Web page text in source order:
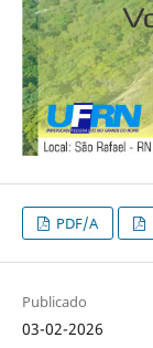
PDF/A
Publicado
03-02-2026